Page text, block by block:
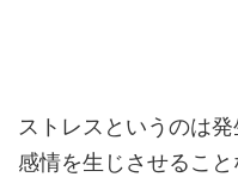
ストレスというのは
感情を生じさせるこ